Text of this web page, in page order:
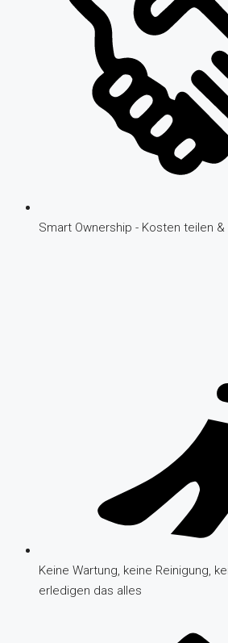
Smart Ownership - Kosten teilen
Keine Wartung, keine Reinigung,
erledigen das alles